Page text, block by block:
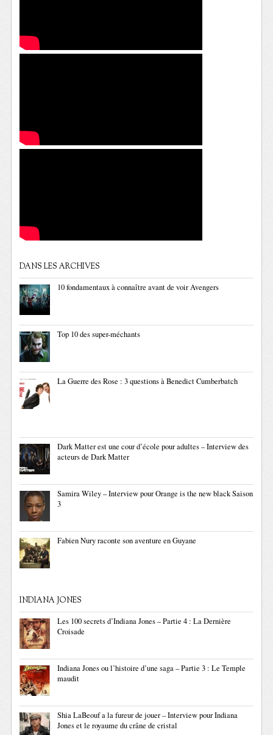
DANS LES ARCHIVES
10 fondamentaux à connaître avant de voir Avengers
Top 10 des super-méchants
La Guerre des Rose : 3 questions à Benedict Cumberbatch
Dark Matter est une cour d’école pour adultes – Interview des
acteurs de Dark Matter
Samira Wiley – Interview pour Orange is the new black Saison
3
Fabien Nury raconte son aventure en Guyane
INDIANA JONES
Les 100 secrets d’Indiana Jones – Partie 4 : La Dernière
Croisade
Indiana Jones ou l’histoire d’une saga – Partie 3 : Le Temple
maudit
Shia LaBeouf a la fureur de jouer – Interview pour Indiana
Jones et le royaume du crâne de cristal